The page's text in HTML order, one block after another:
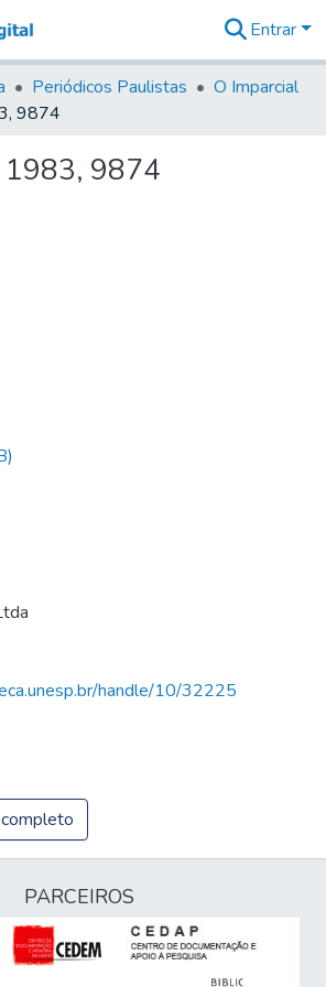
&
Coleções
Tudo na
Digital
Entrar
Periódicos Paulistas
O Imparcial
9874
1983, 9874
handle/10/32225
PARCEIROS